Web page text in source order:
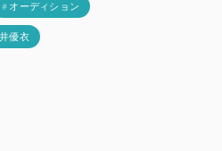
# オーディション
優衣